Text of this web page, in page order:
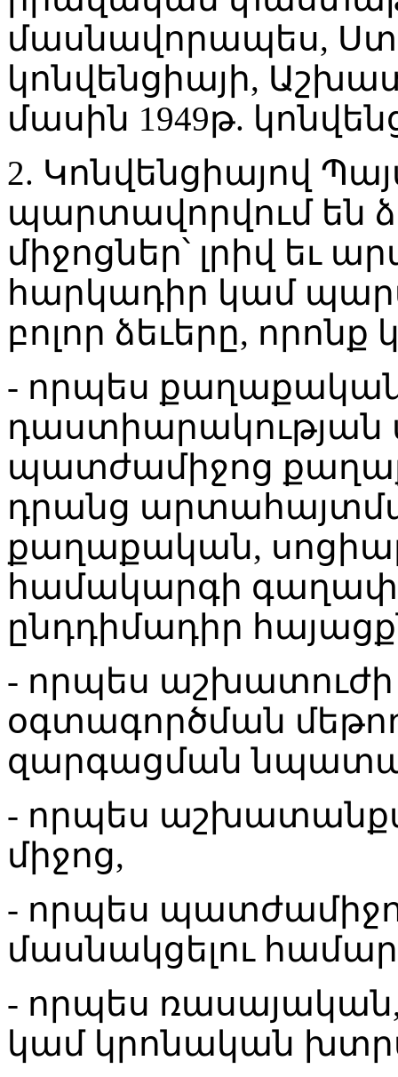
մասնավորապես,
կոնվենցիայի,
մասին 1949թ.
2. Կոնվենցիայով
պարտավորվում են
միջոցներ՝ լրիվ եւ
հարկադիր կամ
բոլոր ձեւերը, որոնք
- որպես քաղաքական
դաստիարակության
պատժամիջոց
դրանց
քաղաքական,
համակարգի
ընդդիմադիր
- որպես
օգտագործման
զարգացման
- որպես
միջոց,
- որպես
մասնակցելու
- որպես
կամ կրոնական